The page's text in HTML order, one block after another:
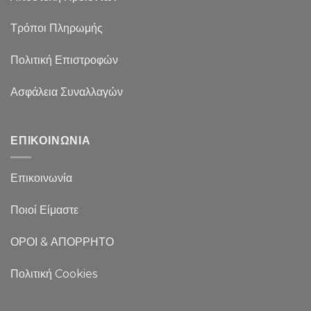
Τρόποι Πληρωμής
Πολιτική Επιστροφών
Ασφάλεια Συναλλαγών
ΕΠΙΚΟΙΝΩΝΙΑ
Επικοινωνία
Ποιοί Είμαστε
ΟΡΟΙ & ΑΠΟΡΡΗΤΟ
Πολιτική Cookies